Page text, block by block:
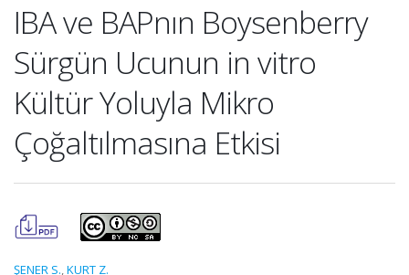
IBA ve BAPnın Boysenberry
Sürgün Ucunun in vitro
Kültür Yoluyla Mikro
Çoğaltılmasına Etkisi
ŞENER S.,KURT Z.